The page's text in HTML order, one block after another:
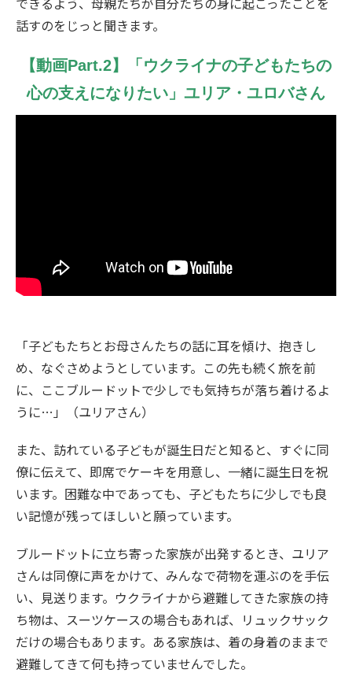
話すのをじっと聞きます。
【動画Part.2】「ウクライナの子どもたちの
心の支えになりたい」ユリア・ユロバさん
「子どもたちとお母さんたちの話に耳を傾け、抱きし
め、なぐさめようとしています。この先も続く旅を前
に、ここブルードットで少しでも気持ちが落ち着けるよ
うに…」（ユリアさん）
また、訪れている子どもが誕生日だと知ると、すぐに同
僚に伝えて、即席でケーキを用意し、一緒に誕生日を祝
います。困難な中であっても、子どもたちに少しでも良
い記憶が残ってほしいと願っています。
ブルードットに立ち寄った家族が出発するとき、ユリア
さんは同僚に声をかけて、みんなで荷物を運ぶのを手伝
い、見送ります。ウクライナから避難してきた家族の持
ち物は、スーツケースの場合もあれば、リュックサック
だけの場合もあります。ある家族は、着の身着のままで
避難してきて何も持っていませんでした。